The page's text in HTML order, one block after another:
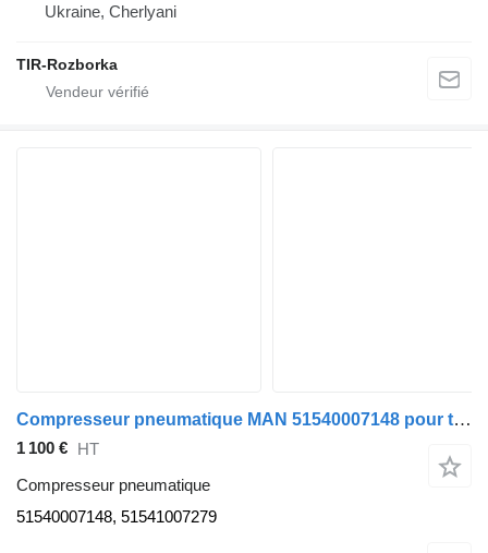
Ukraine, Cherlyani
TIR-Rozborka
Compresseur pneumatique MAN 51540007148 pour tracteur routier MAN TGX TGS
1 100 € HT
Compresseur pneumatique
51540007148, 51541007279